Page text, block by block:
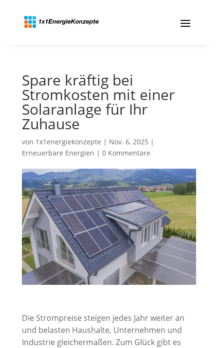
Spare kräftig bei
Stromkosten mit einer
Solaranlage für Ihr
Zuhause
von 1x1energiekonzepte | Nov. 6, 2025 |
Erneuerbare Energien | 0 Kommentare
Die Strompreise steigen jedes Jahr weiter an
und belasten Haushalte, Unternehmen und
Industrie gleichermaßen. Zum Glück gibt es